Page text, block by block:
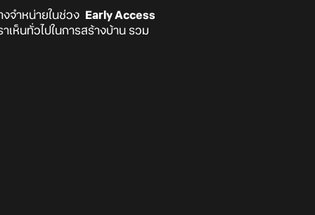
จำหน่ายในช่วง
Early Access
ห็นทั่วไปในการสร้างบ้าน รวม